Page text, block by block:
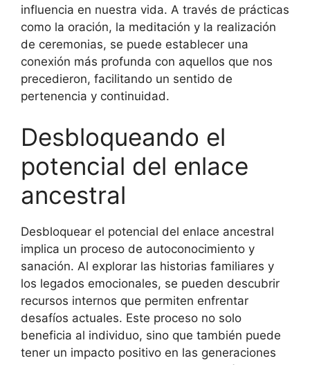
influencia en nuestra vida. A través de prácticas
como la oración, la meditación y la realización
de ceremonias, se puede establecer una
conexión más profunda con aquellos que nos
precedieron, facilitando un sentido de
pertenencia y continuidad.
Desbloqueando el
potencial del enlace
ancestral
Desbloquear el potencial del enlace ancestral
implica un proceso de autoconocimiento y
sanación. Al explorar las historias familiares y
los legados emocionales, se pueden descubrir
recursos internos que permiten enfrentar
desafíos actuales. Este proceso no solo
beneficia al individuo, sino que también puede
tener un impacto positivo en las generaciones